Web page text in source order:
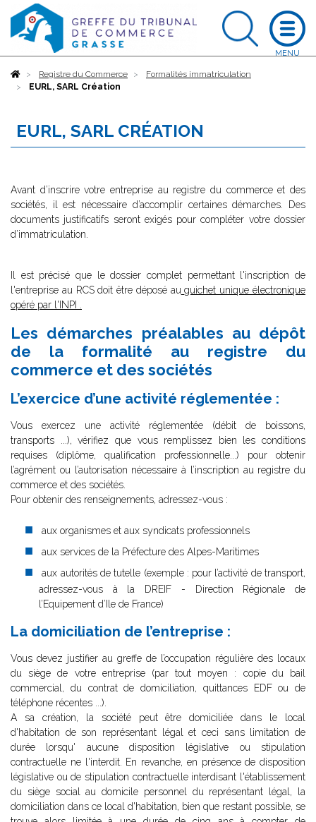
AccueilRegistre du Commerce
Formalités immatriculation
EURL, SARL Création
EURL, SARL CRÉATION
Avant d’inscrire votre entreprise au registre du commerce et des
sociétés, il est nécessaire d’accomplir certaines démarches. Des
documents justificatifs seront exigés pour compléter votre dossier
d’immatriculation.
Il est précisé que le dossier complet permettant l'inscription de
l'entreprise au RCS doit être déposé au guichet unique électronique
opéré par l'INPI
Les démarches préalables au dépôt
de la formalité au registre du
commerce et des sociétés
L’exercice d’une activité réglementée :
Vous exercez une activité réglementée (débit de boissons,
transports ...), vérifiez que vous remplissez bien les conditions
requises (diplôme, qualification professionnelle...) pour obtenir
l’agrément ou l’autorisation nécessaire à l’inscription au registre du
commerce et des sociétés.
Pour obtenir des renseignements, adressez-vous :
aux organismes et aux syndicats professionnels
aux services de la Préfecture des Alpes-Maritimes
aux autorités de tutelle (exemple : pour l’activité de transport,
adressez-vous à la DREIF - Direction Régionale de
l’Equipement d’Ile de France)
La domiciliation de l’entreprise :
Vous devez justifier au greffe de l’occupation régulière des locaux
du siège de votre entreprise (par tout moyen : copie du bail
commercial, du contrat de domiciliation, quittances EDF ou de
téléphone récentes ...).
A sa création, la société peut être domiciliée dans le local
d'habitation de son représentant légal et ceci sans limitation de
durée lorsqu' aucune disposition législative ou stipulation
contractuelle ne l'interdit. En revanche, en présence de disposition
législative ou de stipulation contractuelle interdisant l'établissement
du siège social au domicile personnel du représentant légal, la
domiciliation dans ce local d'habitation, bien que restant possible, se